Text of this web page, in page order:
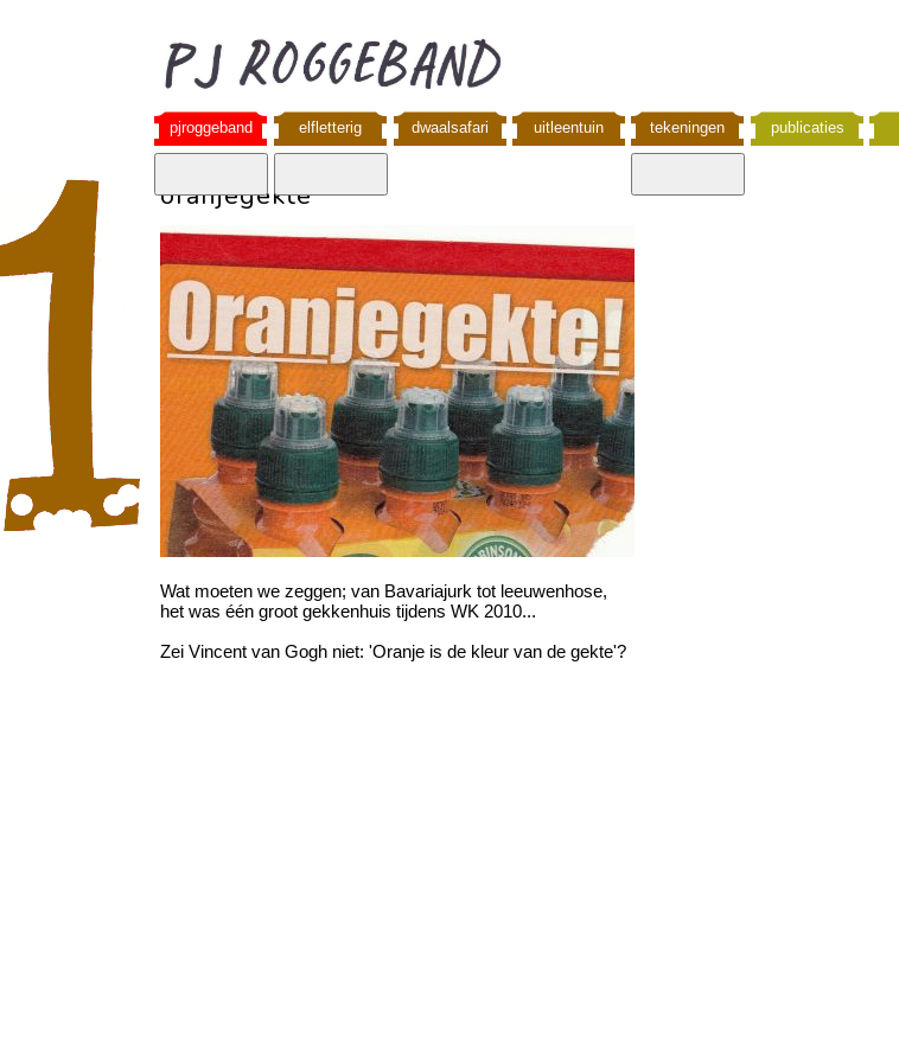
pjroggeband elfletterig dwaalsafari uitleentuin tekeningen publicaties
oranjegekte
Wat moeten we zeggen; van Bavariajurk tot leeuwenhose,
het was één groot gekkenhuis tijdens WK 2010...
Zei Vincent van Gogh niet: 'Oranje is de kleur van de gekte'?